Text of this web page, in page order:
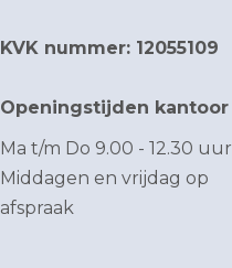
KVK nummer: 12055109
Openingstijden kantoor
Ma t/m Do 9.00 - 12.30 uur
Middagen en vrijdag op
afspraak